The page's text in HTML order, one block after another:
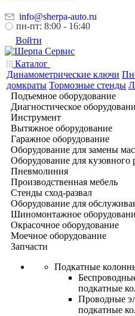
info@sherpa-auto.ru
пн-пт: 8:00 - 16:40
Войти
Каталог
Динамометрические ключи
домкраты Тормозные стенды
Подъемное оборудование
Диагностическое
Инструмент
Вытяжное оборудование
Гаражное оборудование
Оборудование для замены
Оборудование для кузовного
Пневмолиния
Производственная мебель
Стенды сход-развал
Оборудование для
Шиномонтажное
Окрасочное оборудование
Моечное оборудование
Запчасти
Подкатные
подкатные
Проводные
подкатные